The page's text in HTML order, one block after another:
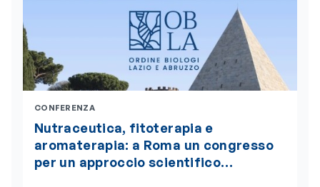
CONFERENZA
Nutraceutica, fitoterapia e
aromaterapia: a Roma un congresso
per un approccio scientifico